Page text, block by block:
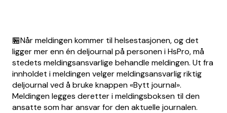
🏪Når meldingen kommer til helsestasjonen, og det
ligger mer enn én deljournal på personen i HsPro, må
stedets meldingsansvarlige behandle meldingen. Ut fra
innholdet i meldingen velger meldingsansvarlig riktig
deljournal ved å bruke knappen «Bytt journal».
Meldingen legges deretter i meldingsboksen til den
ansatte som har ansvar for den aktuelle journalen.